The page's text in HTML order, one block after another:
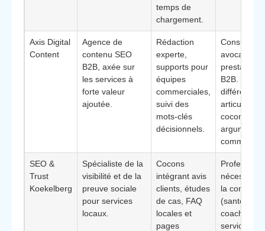
temps de
chargement.
Axis Digital
Content
Agence de
contenu SEO
B2B, axée sur
les services à
forte valeur
ajoutée.
Rédaction
experte,
supports pour
équipes
commerciales,
suivi des
mots-clés
décisionnels.
avocats,
prestataires
B2B.
articulation
cocon avec
SEO &
Trust
Koekelberg
Spécialiste de la
visibilité et de la
preuve sociale
pour services
locaux.
Cocons
intégrant avis
clients, études
de cas, FAQ
locales et
pages
Professions
la confiance
(santé,
coaching,
services à